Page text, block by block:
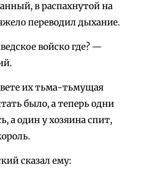
в распахнутой на
переводил дыхание.
войско где? —
их тьма-тьмущая
было, а теперь одни
а один у хозяина спит,
сказал ему: